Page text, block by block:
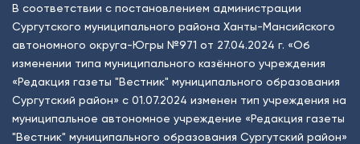
В соответствии с постановлением администрации
Сургутского муниципального района Ханты-Мансийского
автономного округа-Югры №971 от 27.04.2024 г. «Об
изменении типа муниципального казённого учреждения
«Редакция газеты "Вестник" муниципального образования
Сургутский район» с 01.07.2024 изменен тип учреждения на
муниципальное автономное учреждение «Редакция газеты
"Вестник" муниципального образования Сургутский район»